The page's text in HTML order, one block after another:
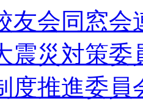
友会同窓会
震災対策委
度推進委員